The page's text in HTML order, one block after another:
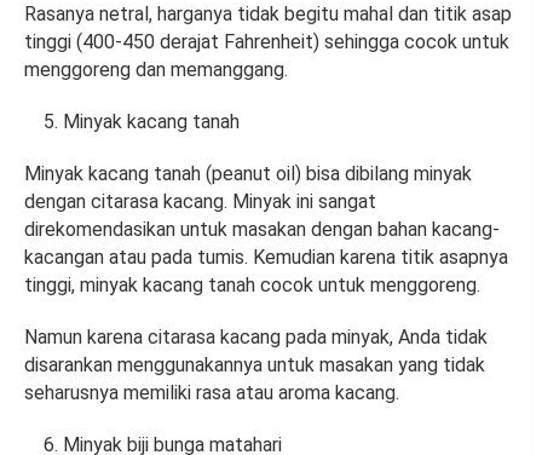
Rasanya netral, harganya tidak begitu mahal dan titik asap
tinggi (400-450 derajat Fahrenheit) sehingga cocok untuk
menggoreng dan memanggang.
Minyak kacang tanah
Minyak kacang tanah (peanut oil) bisa dibilang minyak
dengan citarasa kacang. Minyak ini sangat
direkomendasikan untuk masakan dengan bahan kacang-
kacangan atau pada tumis. Kemudian karena titik asapnya
tinggi, minyak kacang tanah cocok untuk menggoreng.
Namun karena citarasa kacang pada minyak, Anda tidak
disarankan menggunakannya untuk masakan yang tidak
seharusnya memiliki rasa atau aroma kacang.
Minyak biji bunga matahari